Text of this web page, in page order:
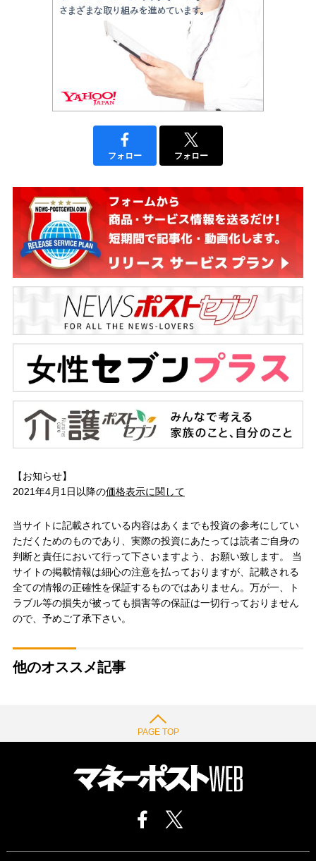
フォロー フォロー
【お知らせ】
2021年4月1日以降の価格表示に関して
当サイトに記載されている内容はあくまでも投資の参考にしてい
ただくためのものであり、実際の投資にあたっては読者ご自身の
判断と責任において行って下さいますよう、お願い致します。 当
サイトの掲載情報は細心の注意を払っておりますが、記載される
全ての情報の正確性を保証するものではありません。万が一、ト
ラブル等の損失が被っても損害等の保証は一切行っておりません
ので、予めご了承下さい。
他のオススメ記事
PAGE TOP